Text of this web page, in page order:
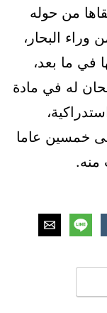
من حوله
وراء البحار،
ما بعد،
له في مادة
خمسين عاما
منه.